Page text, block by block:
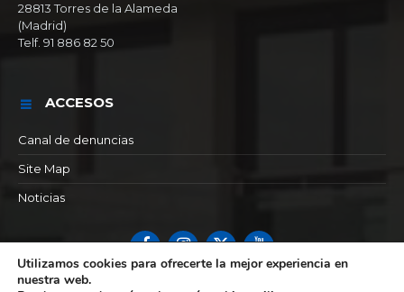
28813 Torres de la Alameda
(Madrid)
Telf. 91 886 82 50
ACCESOS
Canal de denuncias
Site Map
Noticias
FacebookInstagram
X YouTube
Utilizamos cookies para ofrecerte la mejor experiencia en
nuestra web.